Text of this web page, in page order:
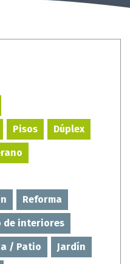
Pisos Dúplex
Reforma
de interiores
/ Patio Jardín